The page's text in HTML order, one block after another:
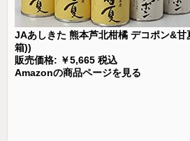
JAあしきた 熊本芦北柑橘 デコポン&
箱))
販売価格: ￥5,665 税込
Amazonの商品ページを見る